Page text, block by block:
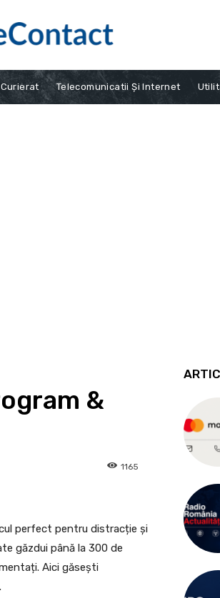
Telecomunicatii Și Internet
&
1165
perfect pentru distracție și
găzdui până la 300 de
Aici găsești